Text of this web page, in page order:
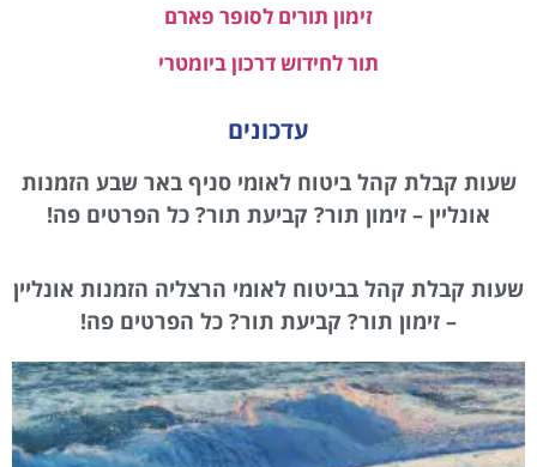
זימון תורים לסופר פארם
תור לחידוש דרכון ביומטרי
עדכונים
שעות קבלת קהל ביטוח לאומי סניף באר שבע הזמנות
אונליין – זימון תור? קביעת תור? כל הפרטים פה!
שעות קבלת קהל בביטוח לאומי הרצליה הזמנות אונליין
– זימון תור? קביעת תור? כל הפרטים פה!